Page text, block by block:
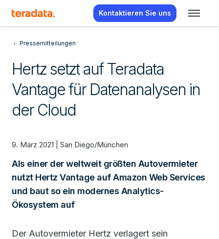
Kontaktieren Sie uns
Pressemitteilungen
Hertz setzt auf Teradata
Vantage für Datenanalysen in
der Cloud
9. März 2021 | San Diego/München
Als einer der weltweit größten Autovermieter
nutzt Hertz Vantage auf Amazon Web Services
und baut so ein modernes Analytics-
Ökosystem auf
Der Autovermieter Hertz verlagert sein